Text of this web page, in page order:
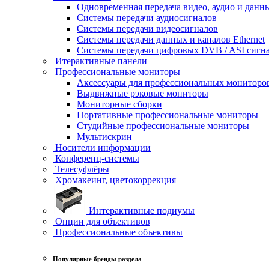
Одновременная передача видео, аудио и
Системы передачи аудиосигналов
Системы передачи видеосигналов
Системы передачи данных и каналов Ethernet
Системы передачи цифровых DVB / ASI
Итерактивные панели
Профессиональные мониторы
Аксессуары для профессиональных
Выдвижные рэковые мониторы
Мониторные сборки
Портативные профессиональные мониторы
Студийные профессиональные мониторы
Мультискрин
Носители информации
Конференц-системы
Телесуфлёры
Хромакеинг, цветокоррекция
Интерактивные подиумы
Опции для объективов
Профессиональные объективы
Популярные бренды раздела